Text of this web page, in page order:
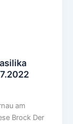
am
Brock Der